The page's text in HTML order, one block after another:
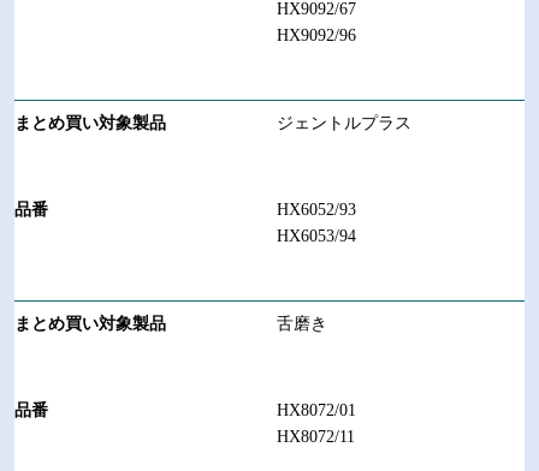
HX9092/67
HX9092/96
ジェントルプラス
HX6052/93
HX6053/94
舌磨き
HX8072/01
HX8072/11